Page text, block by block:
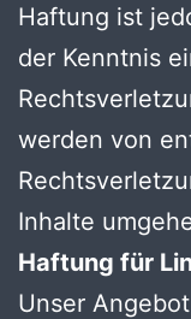
Haftung ist
der Kenntnis
werden von
Inhalte
Haftung für
Unser